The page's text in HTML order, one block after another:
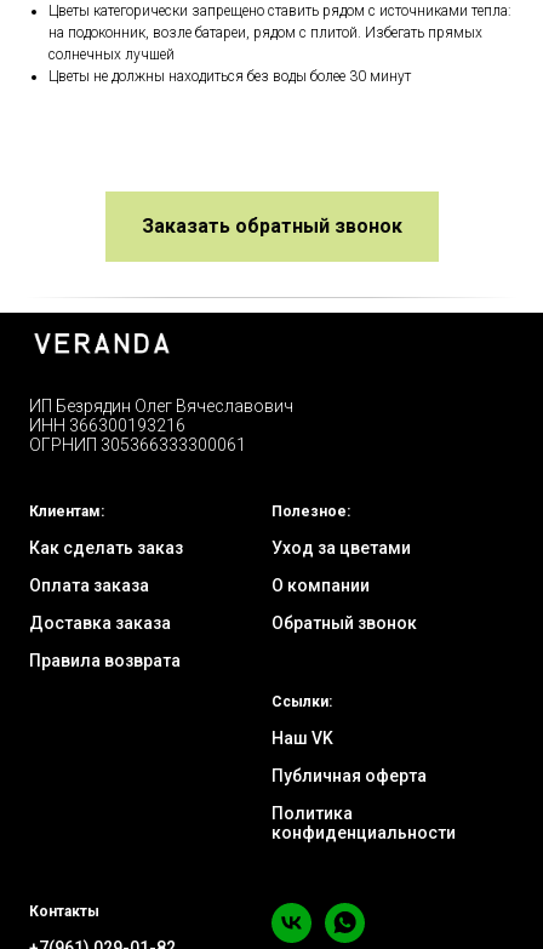
Цветы категорически запрещено ставить рядом с источниками тепла:
на подоконник, возле батареи, рядом с плитой. Избегать прямых
солнечных лучшей
Цветы не должны находиться без воды более 30 минут
Заказать обратный звонок
ИП Безрядин Олег Вячеславович
ИНН 366300193216
ОГРНИП 305366333300061
Клиентам:
Как сделать заказ
Оплата заказа
Доставка заказа
Правила возврата
Полезное:
Уход за цветами
О компании
Обратный звонок
Ссылки:
Наш VK
Публичная оферта
Политика
конфиденциальности
Контакты